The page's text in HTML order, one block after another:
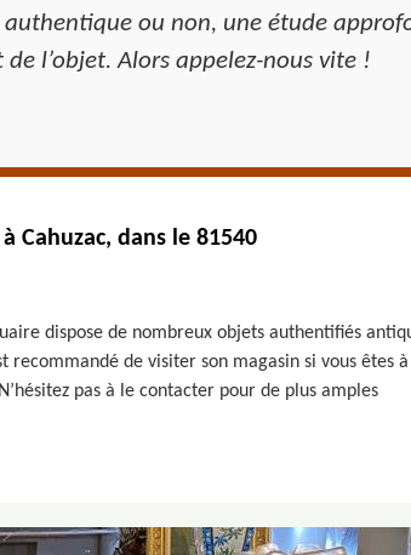
ou non, une étude
l’objet. Alors appelez-nous vite !
Cahuzac, dans le 81540
dispose de nombreux objets authentifiés
recommandé de visiter son magasin si vous êtes à
pas à le contacter pour de plus amples